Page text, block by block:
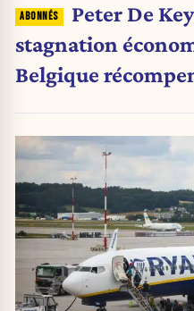
Peter De
stagnation
Belgique